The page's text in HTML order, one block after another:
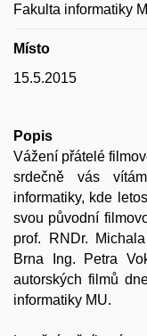
Fakulta informatiky
Místo
15.5.2015
Popis
Vážení přátelé
srdečně vás
informatiky, kde
svou původní
prof. RNDr.
Brna Ing. Petra
autorských filmů
informatiky MU.